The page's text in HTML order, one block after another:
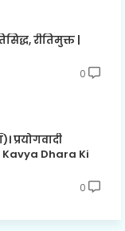
रीतिमुक्त |
0
प्रयोगवादी
Kavya Dhara Ki
0